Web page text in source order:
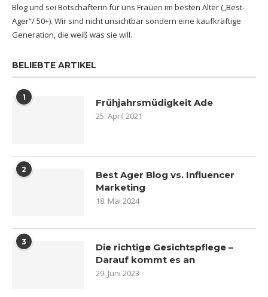
Blog und sei Botschafterin für uns Frauen im besten Alter („Best-
Ager“/ 50+). Wir sind nicht unsichtbar sondern eine kaufkräftige
Generation, die weiß was sie will.
BELIEBTE ARTIKEL
1 Frühjahrsmüdigkeit Ade
25. April 2021
2
Best Ager Blog vs. Influencer
Marketing
18. Mai 2024
3
Die richtige Gesichtspflege –
Darauf kommt es an
29. Juni 2023